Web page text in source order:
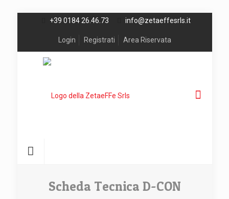
+39 0184 26.46.73 info@zetaeffesrls.it
Login Registrati Area Riservata
Scheda Tecnica D-CON